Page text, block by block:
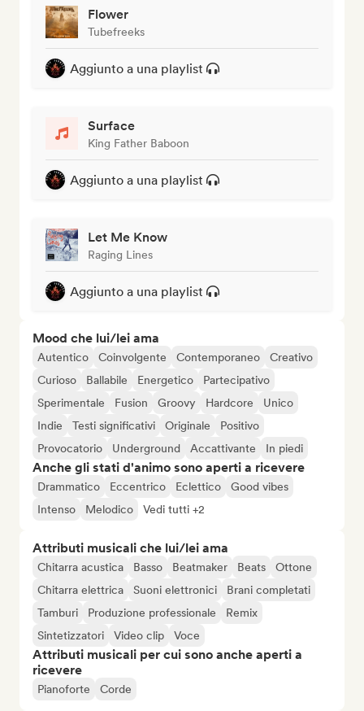
Flower
Tubefreeks
Aggiunto a una playlist
Surface
King Father Baboon
Aggiunto a una playlist
Let Me Know
Raging Lines
Aggiunto a una playlist
Mood che lui/lei ama
Autentico Coinvolgente Contemporaneo
Creativo
Curioso
Ballabile Energetico
Partecipativo
Sperimentale
Fusion Groovy Hardcore
Unico
Indie
Testi significativi Originale
Positivo
Provocatorio
Underground Accattivante In piedi
Anche gli stati d'animo sono aperti a ricevere
Drammatico Eccentrico Eclettico
Good vibes
Intenso
Melodico Vedi tutti +2
Attributi musicali che lui/lei ama
Chitarra acustica Basso Beatmaker Beats
Ottone
Chitarra elettrica
Suoni elettronici
Brani completati
Tamburi
Produzione professionale
Remix
Sintetizzatori
Video clip Voce
Attributi musicali per cui sono anche aperti a
ricevere
Pianoforte Corde